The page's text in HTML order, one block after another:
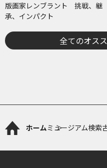
版画家レンブラント 挑戦、継
承、インパクト
全てのオス
ホームミュージアム検索